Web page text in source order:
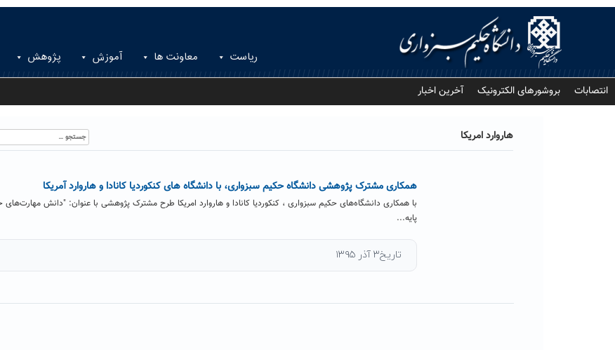
ریاست معاونت ها آموزش پژوهش
انتصابات بروشورهای الکترونیک آخرین اخبار
هاروارد امریکا
جستجو
برای:
همکاری مشترک پژوهشی دانشگاه حکیم سبزواری، با دانشگاه های کنکوردیا کانادا و هاروارد آمریکا
با همکاری دانشگاه‌های حکیم سبزواری ، کنکوردیا کانادا و هاروارد امریکا طرح مشترک پژوهشی با عنوان: "دانش مهارت‌های
پایه...
تاریخ۳ آذر ۱۳۹۵